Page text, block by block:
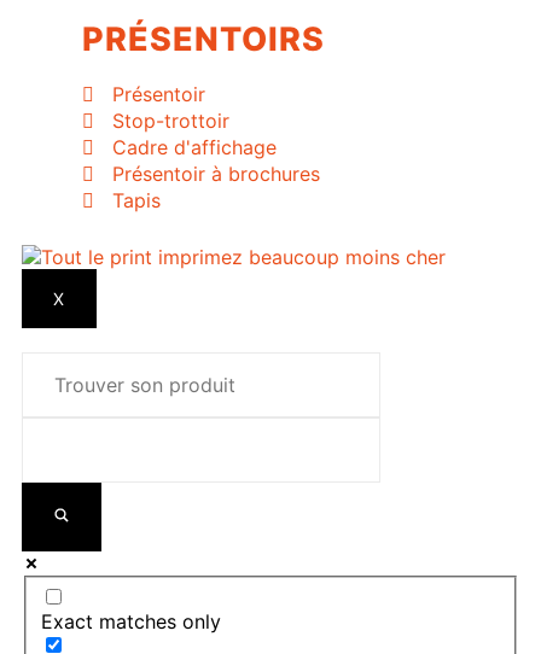
PRÉSENTOIRS
Présentoir
Stop-trottoir
Cadre d'affichage
Présentoir à brochures
Tapis
X
Exact matches only